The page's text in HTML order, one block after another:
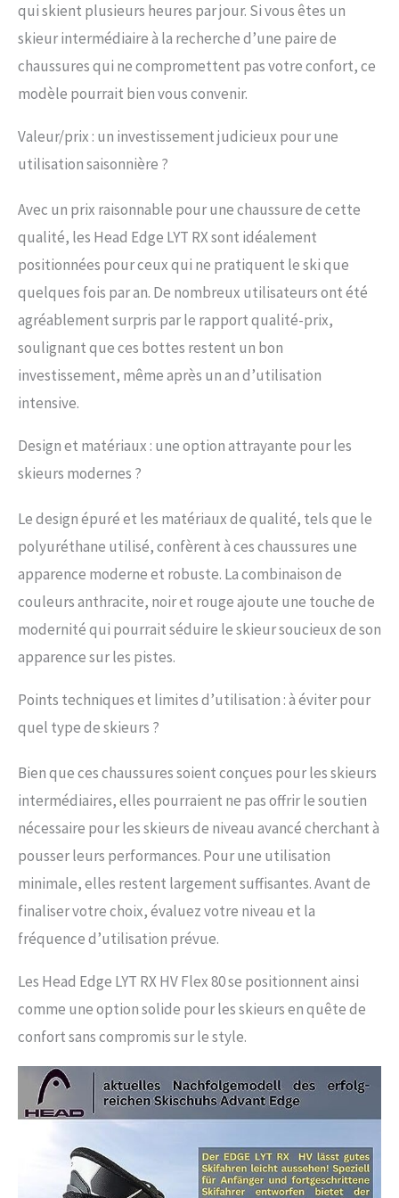
s'adapte parfaitement au
mollet et empêche les
points de pression, les
pieds restent au chaud et
confortables même par
d'œuvre confortable avec
FLEX - La valeur Flex de 80
est très tolérante, tandis
que la technologie Duo-
Flex intégrée augmente la
réactivité. La langue et la
coque ont également été
mises en contact direct
les unes avec les autres
pour assurer une meilleure
transmission de la force.
design | Stiffer/softer flex
Perfect Fit S Liner |
Semelles : semelles
sur GripWalk | Coque :
coque extérieure PU/SL
qui skient plusieurs heures par jour. Si vous êtes un
skieur intermédiaire à la recherche d’une paire de
chaussures qui ne compromettent pas votre confort, ce
modèle pourrait bien vous convenir.
Valeur/prix : un investissement judicieux pour une
utilisation saisonnière ?
Avec un prix raisonnable pour une chaussure de cette
qualité, les Head Edge LYT RX sont idéalement
positionnées pour ceux qui ne pratiquent le ski que
quelques fois par an. De nombreux utilisateurs ont été
agréablement surpris par le rapport qualité-prix,
soulignant que ces bottes restent un bon
investissement, même après un an d’utilisation
intensive.
Design et matériaux : une option attrayante pour les
skieurs modernes ?
Le design épuré et les matériaux de qualité, tels que le
polyuréthane utilisé, confèrent à ces chaussures une
apparence moderne et robuste. La combinaison de
couleurs anthracite, noir et rouge ajoute une touche de
modernité qui pourrait séduire le skieur soucieux de son
apparence sur les pistes.
Points techniques et limites d’utilisation : à éviter pour
quel type de skieurs ?
Bien que ces chaussures soient conçues pour les skieurs
intermédiaires, elles pourraient ne pas offrir le soutien
nécessaire pour les skieurs de niveau avancé cherchant à
pousser leurs performances. Pour une utilisation
minimale, elles restent largement suffisantes. Avant de
finaliser votre choix, évaluez votre niveau et la
fréquence d’utilisation prévue.
Les Head Edge LYT RX HV Flex 80 se positionnent ainsi
comme une option solide pour les skieurs en quête de
confort sans compromis sur le style.